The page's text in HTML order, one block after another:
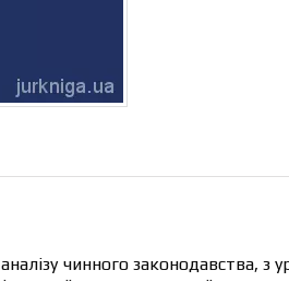
чинного законодавства, з